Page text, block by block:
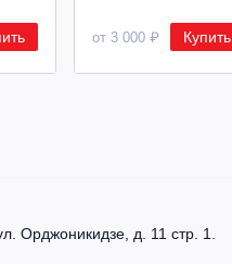
от 3 000 ₽ Купить
Орджоникидзе, д. 11 стр. 1.